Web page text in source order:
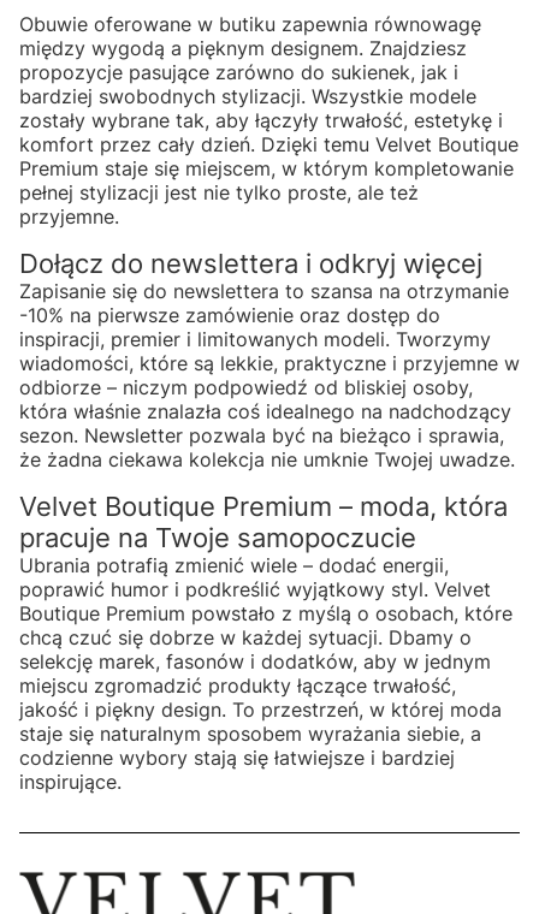
Obuwie oferowane w butiku zapewnia równowagę
między wygodą a pięknym designem. Znajdziesz
propozycje pasujące zarówno do sukienek, jak i
bardziej swobodnych stylizacji. Wszystkie modele
zostały wybrane tak, aby łączyły trwałość, estetykę i
komfort przez cały dzień. Dzięki temu Velvet Boutique
Premium staje się miejscem, w którym kompletowanie
pełnej stylizacji jest nie tylko proste, ale też
przyjemne.
Dołącz do newslettera i odkryj więcej
Zapisanie się do newslettera to szansa na otrzymanie
-10% na pierwsze zamówienie oraz dostęp do
inspiracji, premier i limitowanych modeli. Tworzymy
wiadomości, które są lekkie, praktyczne i przyjemne w
odbiorze – niczym podpowiedź od bliskiej osoby,
która właśnie znalazła coś idealnego na nadchodzący
sezon. Newsletter pozwala być na bieżąco i sprawia,
że żadna ciekawa kolekcja nie umknie Twojej uwadze.
Velvet Boutique Premium – moda, która
pracuje na Twoje samopoczucie
Ubrania potrafią zmienić wiele – dodać energii,
poprawić humor i podkreślić wyjątkowy styl. Velvet
Boutique Premium powstało z myślą o osobach, które
chcą czuć się dobrze w każdej sytuacji. Dbamy o
selekcję marek, fasonów i dodatków, aby w jednym
miejscu zgromadzić produkty łączące trwałość,
jakość i piękny design. To przestrzeń, w której moda
staje się naturalnym sposobem wyrażania siebie, a
codzienne wybory stają się łatwiejsze i bardziej
inspirujące.